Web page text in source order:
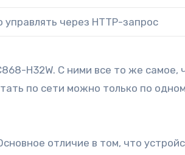
через HTTP-запрос
H32W. С ними все то же самое,
по сети можно только по
отличие в том, что